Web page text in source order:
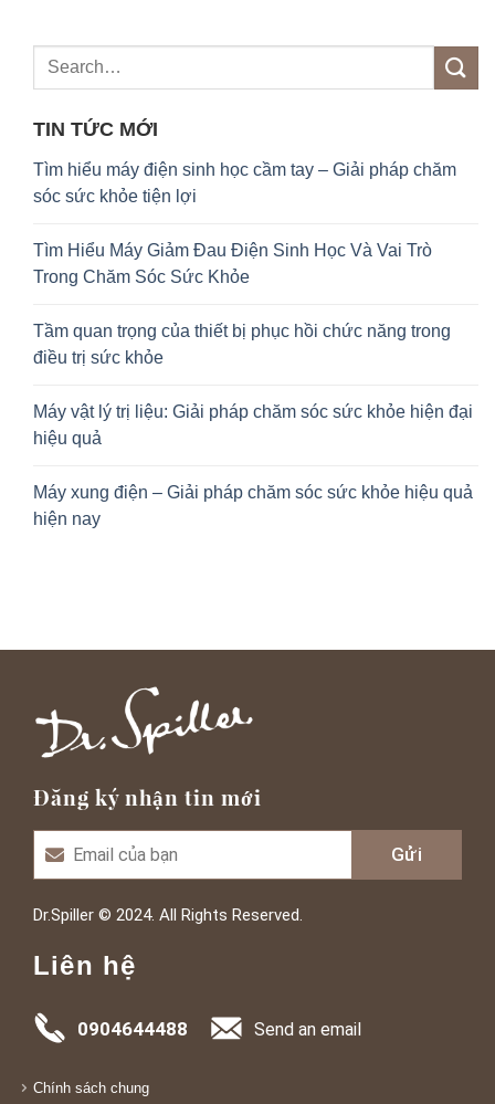
TIN TỨC MỚI
Tìm hiểu máy điện sinh học cầm tay – Giải pháp chăm
sóc sức khỏe tiện lợi
Tìm Hiểu Máy Giảm Đau Điện Sinh Học Và Vai Trò
Trong Chăm Sóc Sức Khỏe
Tầm quan trọng của thiết bị phục hồi chức năng trong
điều trị sức khỏe
Máy vật lý trị liệu: Giải pháp chăm sóc sức khỏe hiện đại
hiệu quả
Máy xung điện – Giải pháp chăm sóc sức khỏe hiệu quả
hiện nay
Đăng ký nhận tin mới
Dr.Spiller © 2024. All Rights Reserved.
Liên hệ
0904644488 Send an email
Chính sách chung